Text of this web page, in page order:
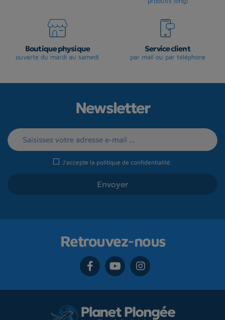
Boutique physique
ouverte du mardi au samedi
Service client
par mail ou par téléphone
Newsletter
J'accepte la politique de confidentialité.
Retrouvez-nous